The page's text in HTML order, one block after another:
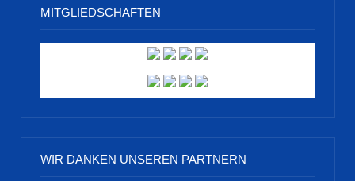
MITGLIEDSCHAFTEN
WIR DANKEN UNSEREN PARTNERN